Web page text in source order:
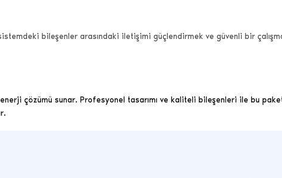
bileşenler arasındaki iletişimi güçlendirmek ve güvenli bir
çözümü sunar. Profesyonel tasarımı ve kaliteli bileşenleri ile bu